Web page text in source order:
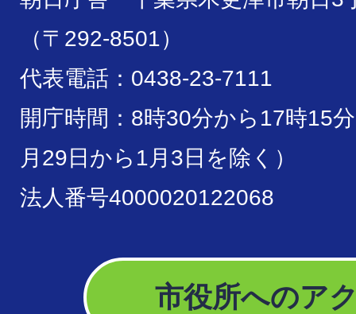
（〒292-8501）
代表電話：0438-23-7111
開庁時間：8時30分から17時15
月29日から1月3日を除く）
法人番号4000020122068
市役所へのア